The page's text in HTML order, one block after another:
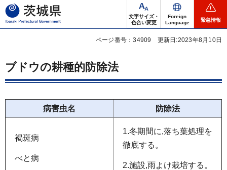
茨城県
文字サイズ・
色合い変更
Foreign
Language
緊急情報
ページ番号：34909 更新日:2023年8月10日
ブドウの耕種的防除法
病害虫名 防除法
褐斑病
べと病
1.冬期間に,落ち葉処理を
徹底する。
2.施設,雨よけ栽培する。